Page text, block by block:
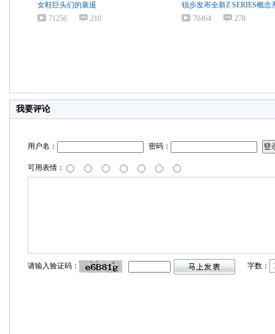
女鞋巨头们的衰退
71256
210
锐步发布全新Z SERIES概念
70464
278
我要评论
用户名： 密码：
可用表情：
请输入验证码： 字数：